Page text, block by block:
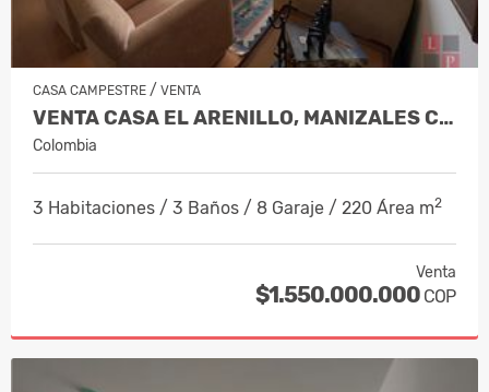
CASA CAMPESTRE / VENTA
VENTA CASA EL ARENILLO, MANIZALES CO…
Colombia
3 Habitaciones / 3 Baños / 8 Garaje / 220 Área m2
Venta
$1.550.000.000 COP